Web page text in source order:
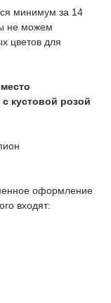
минимум за 14
не можем
цветов для
кустовой розой
оформление
входят: